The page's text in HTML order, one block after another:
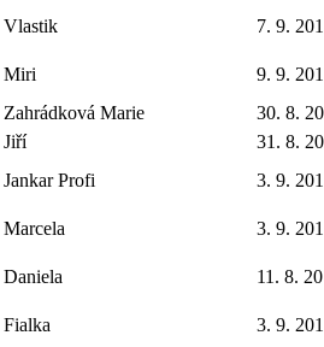
Vlastik
7. 9.
Miri
9. 9.
Zahrádková Marie
30. 8.
Jiří
31. 8.
Jankar Profi
3. 9.
Marcela
3. 9.
Daniela
11. 8.
Fialka
3. 9.